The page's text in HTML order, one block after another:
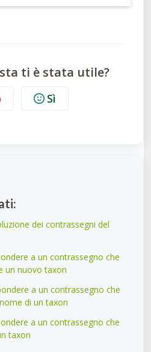
ti è stata utile?
Sì
dei contrassegni del
a un contrassegno che
un nuovo taxon
a un contrassegno che
di un taxon
a un contrassegno che
taxon